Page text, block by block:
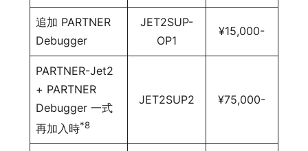
追加 PARTNER
Debugger
JET2SUP-
OP1
¥15,000-
PARTNER-Jet2
+ PARTNER
Debugger 一式
再加入時*8
JET2SUP2 ¥75,000-